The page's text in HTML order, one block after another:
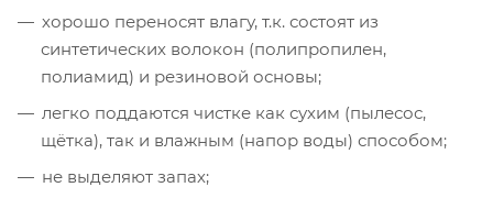
хорошо переносят влагу, т.к. состоят из
синтетических волокон (полипропилен,
полиамид) и резиновой основы;
легко поддаются чистке как сухим (пылесос,
щётка), так и влажным (напор воды) способом;
не выделяют запах;